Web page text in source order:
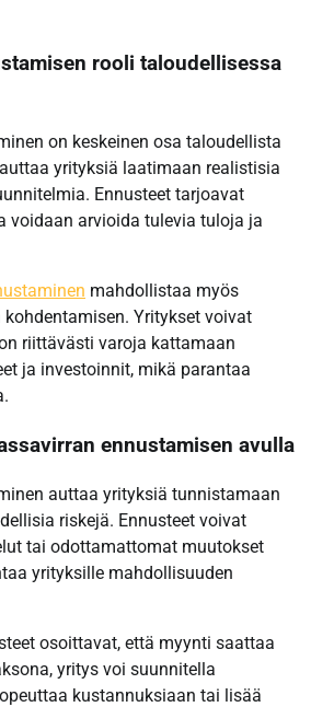
rooli taloudellisessa
on keskeinen osa taloudellista
yrityksiä laatimaan realistisia
Ennusteet tarjoavat
voidaan arvioida tulevia tuloja ja
mahdollistaa myös
Yritykset voivat
riittävästi varoja kattamaan
ja investoinnit, mikä parantaa
ennustamisen avulla
auttaa yrityksiä tunnistamaan
riskejä. Ennusteet voivat
tai odottamattomat muutokset
yrityksille mahdollisuuden
osoittavat, että myynti saattaa
yritys voi suunnitella
kustannuksiaan tai lisää